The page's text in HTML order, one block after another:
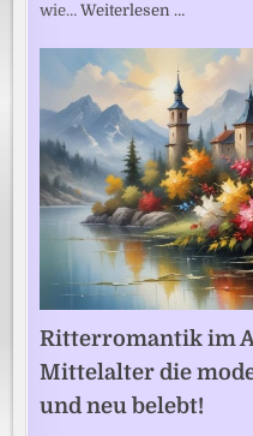
wie…Weiterlesen …
Ritterromantik im
Mittelalter die
und neu belebt!